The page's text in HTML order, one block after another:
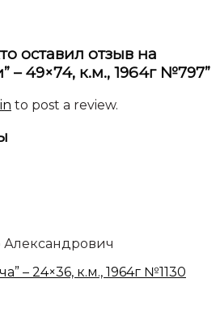
оставил отзыв на
– 49×74, к.м., 1964г №797”
to post a review.
– 24×36, к.м., 1964г №1130